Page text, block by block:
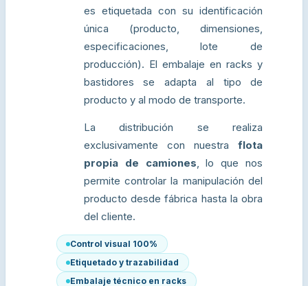
es etiquetada con su identificación
única (producto, dimensiones,
especificaciones, lote de
producción). El embalaje en racks y
bastidores se adapta al tipo de
producto y al modo de transporte.
La distribución se realiza
exclusivamente con nuestraflota
propia de camiones , lo que nos
permite controlar la manipulación del
producto desde fábrica hasta la obra
del cliente.
Control visual 100%
Etiquetado y trazabilidad
Embalaje técnico en racks